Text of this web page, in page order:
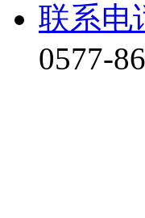
联系电
0577-